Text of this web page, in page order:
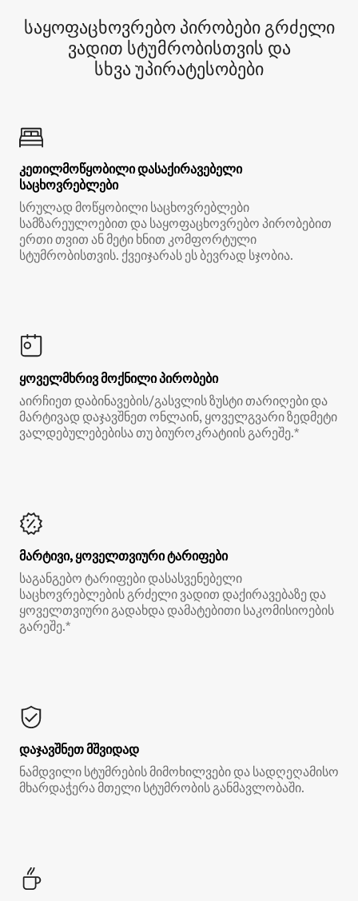
საყოფაცხოვრებო პირობები გრძელი
ვადით სტუმრობისთვის და
სხვა უპირატესობები
კეთილმოწყობილი დასაქირავებელი
საცხოვრებლები
სრულად მოწყობილი საცხოვრებლები
სამზარეულოებით და საყოფაცხოვრებო პირობებით
ერთი თვით ან მეტი ხნით კომფორტული
სტუმრობისთვის. ქვეიჯარას ეს ბევრად სჯობია.
ყოველმხრივ მოქნილი პირობები
აირჩიეთ დაბინავების/გასვლის ზუსტი თარიღები და
მარტივად დაჯავშნეთ ონლაინ, ყოველგვარი ზედმეტი
ვალდებულებებისა თუ ბიუროკრატიის გარეშე.*
მარტივი, ყოველთვიური ტარიფები
საგანგებო ტარიფები დასასვენებელი
საცხოვრებლების გრძელი ვადით დაქირავებაზე და
ყოველთვიური გადახდა დამატებითი საკომისიოების
გარეშე.*
დაჯავშნეთ მშვიდად
ნამდვილი სტუმრების მიმოხილვები და სადღეღამისო
მხარდაჭერა მთელი სტუმრობის განმავლობაში.